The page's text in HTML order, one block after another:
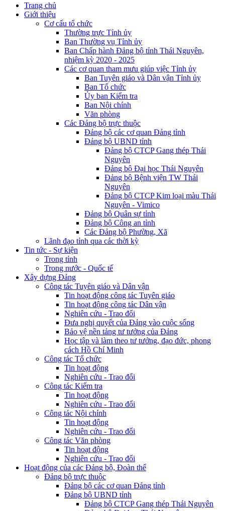
Trang chủ
Giới thiệu
Cơ cấu tổ chức
Thường trực Tỉnh ủy
Ban Thường vụ Tỉnh ủy
Ban Chấp hành Đảng bộ tỉnh Thái Nguyên,
nhiệm kỳ 2020 - 2025
Các cơ quan tham mưu giúp việc Tỉnh ủy
Ban Tuyên giáo và Dân vận Tỉnh ủy
Ban Tổ chức
Ủy ban Kiểm tra
Ban Nội chính
Văn phòng
Các Đảng bộ trực thuộc
Đảng bộ các cơ quan Đảng tỉnh
Đảng bộ UBND tỉnh
Đảng bộ CTCP Gang thép Thái
Nguyên
Đảng bộ Đại học Thái Nguyên
Đảng bộ Bệnh viện TW Thái
Nguyên
Đảng bộ CTCP Kim loại màu Thái
Nguyên - Vimico
Đảng bộ Quân sự tỉnh
Đảng bộ Công an tỉnh
Các Đảng bộ Phường, Xã
Lãnh đạo tỉnh qua các thời kỳ
Tin tức - Sự kiện
Trong tỉnh
Trong nước - Quốc tế
Xây dựng Đảng
Công tác Tuyên giáo và Dân vận
Tin hoạt động công tác Tuyên giáo
Tin hoạt động công tác Dân vận
Nghiên cứu - Trao đổi
Đưa nghị quyết của Đảng vào cuộc sống
Bảo vệ nền tảng tư tưởng của Đảng
Học tập và làm theo tư tưởng, đạo đức, phong
cách Hồ Chí Minh
Công tác Tổ chức
Tin hoạt động
Nghiên cứu - Trao đổi
Công tác Kiểm tra
Tin hoạt động
Nghiên cứu - Trao đổi
Công tác Nội chính
Tin hoạt động
Nghiên cứu - Trao đổi
Công tác Văn phòng
Tin hoạt động
Nghiên cứu - Trao đổi
Hoạt động của các Đảng bộ, Đoàn thể
Đảng bộ trực thuộc
Đảng bộ các cơ quan Đảng tỉnh
Đảng bộ UBND tỉnh
Đảng bộ CTCP Gang thép Thái Nguyên